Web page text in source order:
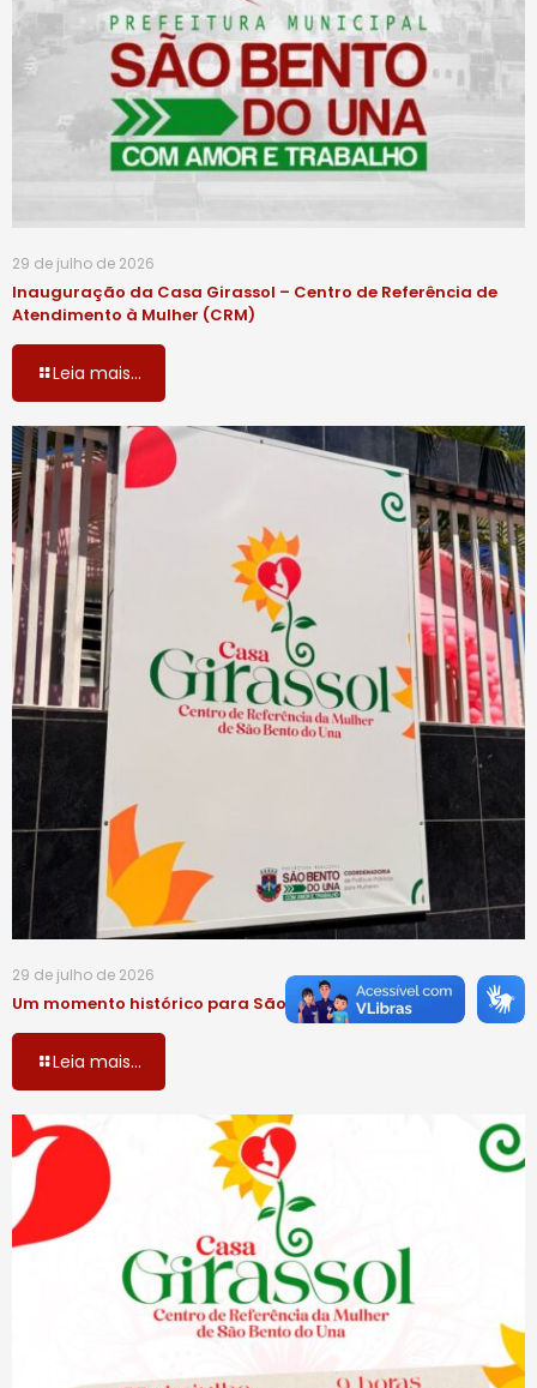
29 de julho de 2026
Inauguração da Casa Girassol – Centro de Referência de
Atendimento à Mulher (CRM)
Leia mais...
29 de julho de 2026
Um momento histórico para São Bento do Una!
Leia mais...